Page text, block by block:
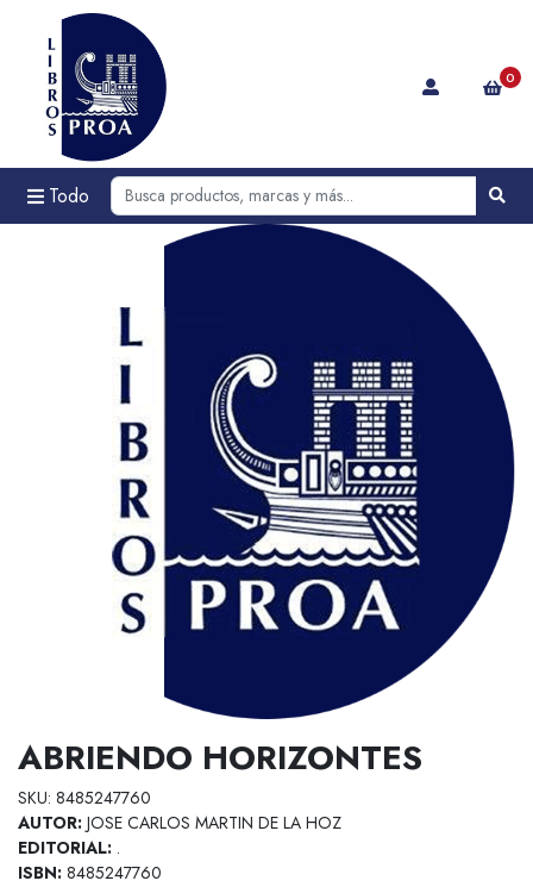
Todo
0
ABRIENDO HORIZONTES
SKU: 8485247760
AUTOR: JOSE CARLOS MARTIN DE LA HOZ
EDITORIAL: .
ISBN: 8485247760